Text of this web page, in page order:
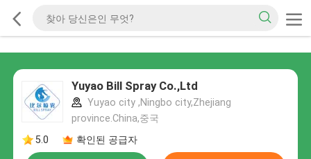
Yuyao Bill Spray Co.,Ltd
Yuyao city ,Ningbo city,Zhejiang
province.China,중국
5.0
확인된 공급자